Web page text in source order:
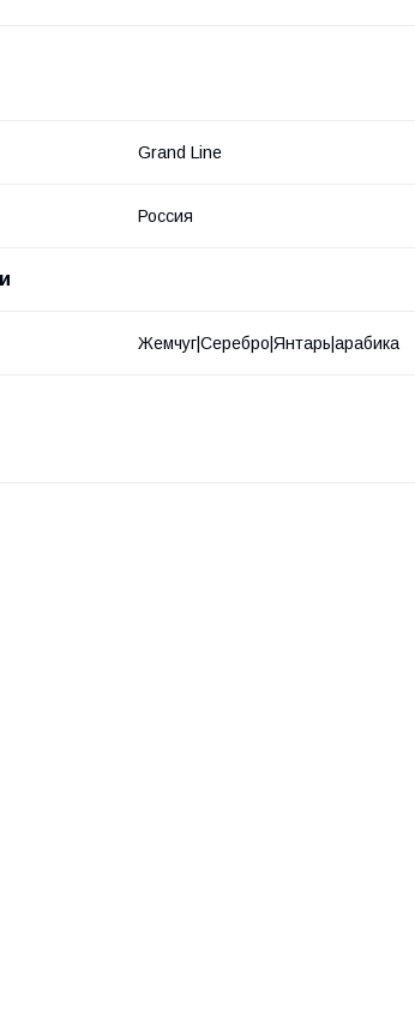
Grand Line
Россия
Жемчуг|Серебро|Янтарь|арабика